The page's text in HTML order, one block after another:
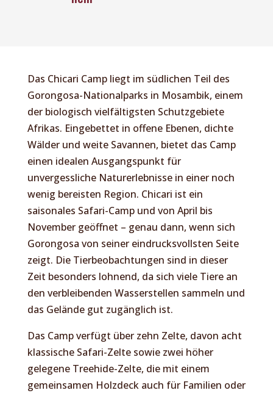
Das Chicari Camp liegt im südlichen Teil des
Gorongosa-Nationalparks in Mosambik, einem
der biologisch vielfältigsten Schutzgebiete
Afrikas. Eingebettet in offene Ebenen, dichte
Wälder und weite Savannen, bietet das Camp
einen idealen Ausgangspunkt für
unvergessliche Naturerlebnisse in einer noch
wenig bereisten Region. Chicari ist ein
saisonales Safari-Camp und von April bis
November geöffnet – genau dann, wenn sich
Gorongosa von seiner eindrucksvollsten Seite
zeigt. Die Tierbeobachtungen sind in dieser
Zeit besonders lohnend, da sich viele Tiere an
den verbleibenden Wasserstellen sammeln und
das Gelände gut zugänglich ist.
Das Camp verfügt über zehn Zelte, davon acht
klassische Safari-Zelte sowie zwei höher
gelegene Treehide-Zelte, die mit einem
gemeinsamen Holzdeck auch für Familien oder